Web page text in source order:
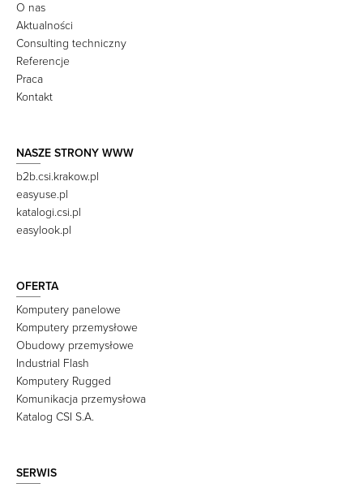
O nas
Aktualności
Consulting techniczny
Referencje
Praca
Kontakt
NASZE STRONY WWW
b2b.csi.krakow.pl
easyuse.pl
katalogi.csi.pl
easylook.pl
OFERTA
Komputery panelowe
Komputery przemysłowe
Obudowy przemysłowe
Industrial Flash
Komputery Rugged
Komunikacja przemysłowa
Katalog CSI S.A.
SERWIS